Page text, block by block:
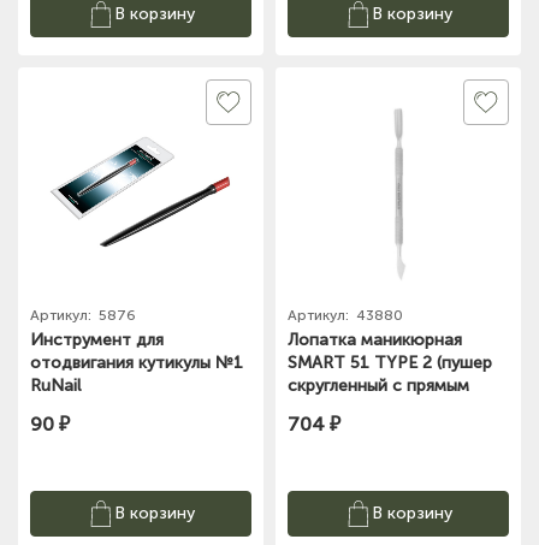
В корзину В корзину
Артикул: 5876
Инструмент для
отодвигания кутикулы №1
RuNail
90 ₽
В корзину
Артикул: 43880
Лопатка маникюрная
SMART 51 TYPE 2 (пушер
скругленный с прямым
51/2)
704 ₽
В корзину